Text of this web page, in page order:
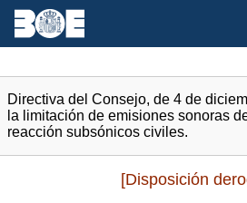
Directiva del Consejo, de 4 de
la limitación de emisiones sonoras
reacción subsónicos civiles.
[Disposición